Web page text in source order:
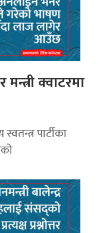
मन्त्री क्वाटरमा
पार्टीका